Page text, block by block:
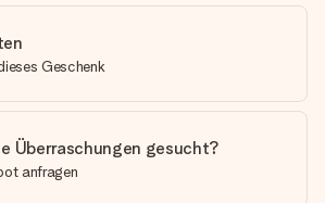
Geschenk
Überraschungen gesucht?
anfragen